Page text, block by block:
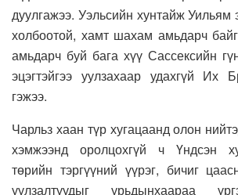
дуулгажээ. Уэльсийн хунтайж Уильям
холбоотой, хамт шахам амьдарч
амьдарч буй бага хүү Сассексийн
эцэгтэйгээ уулзахаар удахгүй Их
гэжээ.
Чарльз хаан түр хугацаанд олон
хэмжээнд оролцохгүй ч Үндсэн
төрийн тэргүүний үүрэг, бичиг
уулзалтуудыг урьдынхаараа